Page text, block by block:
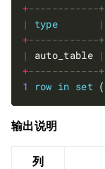
+
|
type |
+
|
auto_table |
+
1
row in set (
输出说明
列